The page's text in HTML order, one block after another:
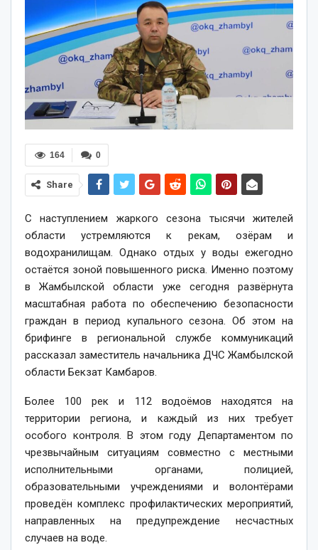
0
164
Share
С наступлением жаркого сезона тысячи жителей
области устремляются к рекам, озёрам и
водохранилищам. Однако отдых у воды ежегодно
остаётся зоной повышенного риска. Именно поэтому
в Жамбылской области уже сегодня развёрнута
масштабная работа по обеспечению безопасности
граждан в период купального сезона. Об этом на
брифинге в региональной службе коммуникаций
рассказал заместитель начальника ДЧС Жамбылской
области Бекзат Камбаров.
Более 100 рек и 112 водоёмов находятся на
территории региона, и каждый из них требует
особого контроля. В этом году Департаментом по
чрезвычайным ситуациям совместно с местными
исполнительными органами, полицией,
образовательными учреждениями и волонтёрами
проведён комплекс профилактических мероприятий,
направленных на предупреждение несчастных
случаев на воде.